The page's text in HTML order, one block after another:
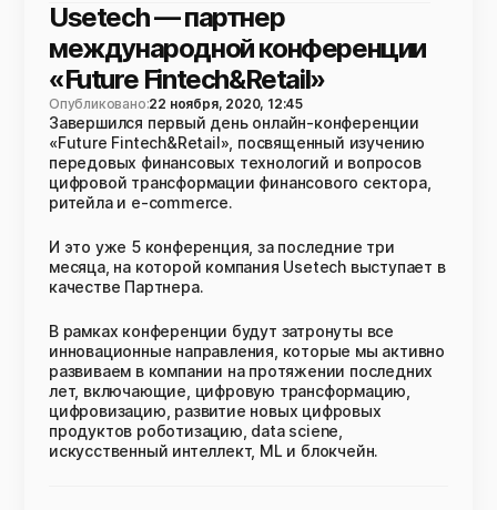
Usetech — партнер
международной конференции
«Future Fintech&Retail»
Опубликовано:22 ноября, 2020, 12:45
Завершился первый день онлайн-конференции
«Future Fintech&Retail», посвященный изучению
передовых финансовых технологий и вопросов
цифровой трансформации финансового сектора,
ритейла и e-commerce.
И это уже 5 конференция, за последние три
месяца, на которой компания Usetech выступает в
качестве Партнера.
В рамках конференции будут затронуты все
инновационные направления, которые мы активно
развиваем в компании на протяжении последних
лет, включающие, цифровую трансформацию,
цифровизацию, развитие новых цифровых
продуктов роботизацию, data sciene,
искусственный интеллект, ML и блокчейн.